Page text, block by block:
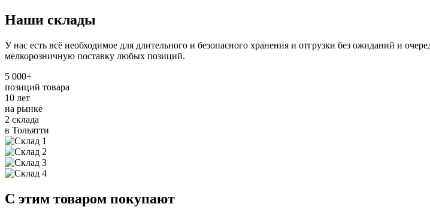
Наши склады
У нас есть всё необходимое для длительного и безопасного хранения и отгрузки без ожиданий и
мелкорозничную поставку любых позиций.
5 000+
позиций товара
10 лет
на рынке
2 склада
в Тольятти
С этим товаром покупают